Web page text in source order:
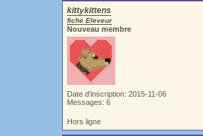
kittykittens
fiche Eleveur
Nouveau membre
Date d'inscription: 2015-11-06
Messages: 6
Hors ligne